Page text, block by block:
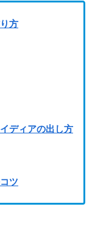
方
ディアの出し方
ツ